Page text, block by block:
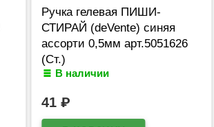
Ручка гелевая ПИШИ-
СТИРАЙ (deVente) синяя
ассорти 0,5мм арт.5051626
(Ст.)
В наличии
41₽